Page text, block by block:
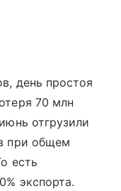
день простоя
70 млн
отгрузили
при общем
есть
экспорта.